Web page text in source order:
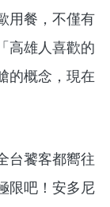
用餐，不僅有
高雄人喜歡的
的概念，現在
饕客都嚮往
限吧！安多尼